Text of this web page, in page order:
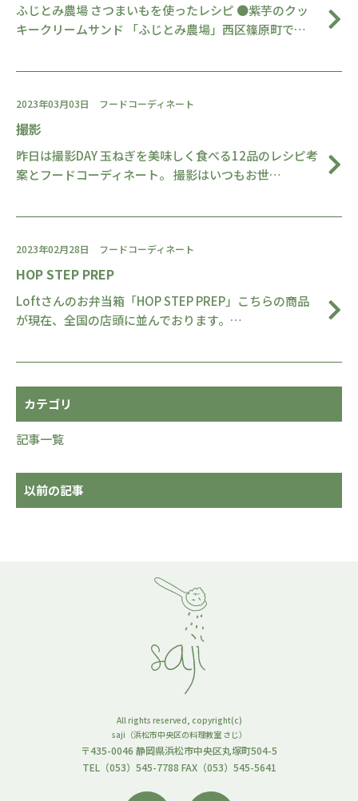
ふじとみ農場 さつまいもを使ったレシピ ●紫芋のクッ
キークリームサンド 「ふじとみ農場」西区篠原町で…
2023年03月03日 フードコーディネート
撮影
昨日は撮影DAY 玉ねぎを美味しく食べる12品のレシピ考
案とフードコーディネート。 撮影はいつもお世…
2023年02月28日 フードコーディネート
HOP STEP PREP
Loftさんのお弁当箱「HOP STEP PREP」こちらの商品
が現在、全国の店頭に並んでおります。…
カテゴリ
記事一覧
以前の記事
All rights reserved, copyright(c)
saji（浜松市中央区の料理教室 さじ）
〒435-0046 静岡県浜松市中央区丸塚町504-5
TEL（053）545-7788 FAX（053）545-5641